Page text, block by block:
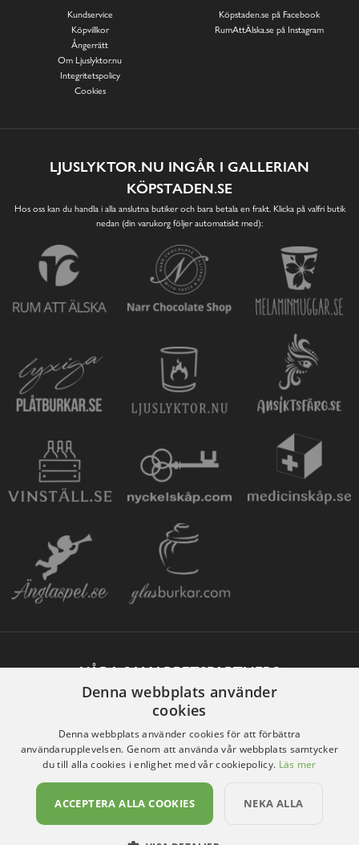
Kundservice
Köpvillkor
Ångerrätt
Om Ljuslyktor.nu
Integritetspolicy
Cookies
Köpstaden.se på Facebook
RumAttÄlska.se på Instagram
LJUSLYKTOR.NU INGÅR I GALLERIAN
KÖPSTADEN.SE
Hos oss kan du handla i alla anslutna butiker och bara betala en frakt. Klicka på valfri butik
nedan (din varukorg följer automatiskt med):
VÅRA SAMARBETSPARTNERS
Denna webbplats använder
cookies
Denna webbplats använder cookies för att förbättra
användarupplevelsen. Genom att använda vår webbplats samtycker
du till alla cookies i enlighet med vår cookiepolicy. Läs mer
ACCEPTERA ALLA COOKIES NEKA ALLA